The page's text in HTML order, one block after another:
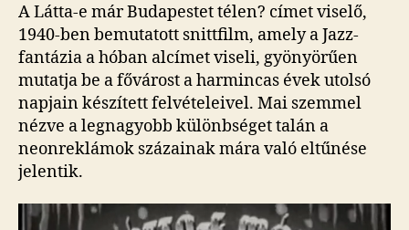
A Látta-e már Budapestet télen? címet viselő,
1940-ben bemutatott snittfilm, amely a Jazz-
fantázia a hóban alcímet viseli, gyönyörűen
mutatja be a fővárost a harmincas évek utolsó
napjain készített felvételeivel. Mai szemmel
nézve a legnagyobb különbséget talán a
neonreklámok százainak mára való eltűnése
jelentik.